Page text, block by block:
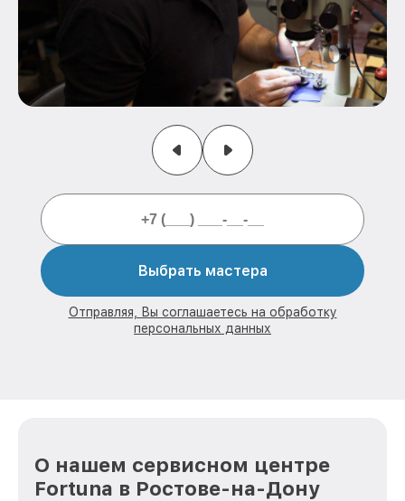
Выбрать мастера
Отправляя, Вы соглашаетесь на обработку
персональных данных
О нашем сервисном центре
Fortuna в Ростове-на-Дону